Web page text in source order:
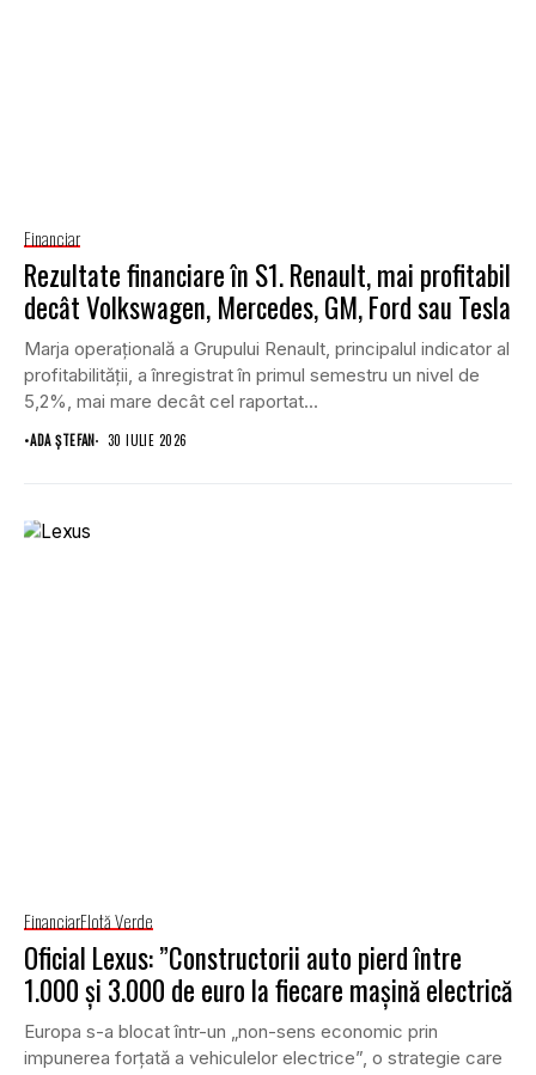
Financiar
Rezultate financiare în S1. Renault, mai profitabil
decât Volkswagen, Mercedes, GM, Ford sau Tesla
Marja operațională a Grupului Renault, principalul indicator al
profitabilității, a înregistrat în primul semestru un nivel de
5,2%, mai mare decât cel raportat...
•ADA ȘTEFAN 30 IULIE 2026
FinanciarFlotă Verde
Oficial Lexus: ”Constructorii auto pierd între
1.000 și 3.000 de euro la fiecare mașină electrică
Europa s-a blocat într-un „non-sens economic prin
impunerea forțată a vehiculelor electrice”, o strategie care